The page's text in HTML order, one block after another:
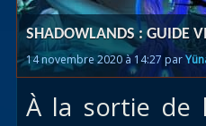
SHADOWLANDS : GUIDE
14 novembre 2020 à 14:27 par
À la sortie de